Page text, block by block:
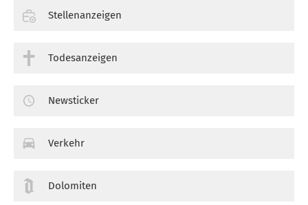
Stellenanzeigen
Todesanzeigen
Newsticker
Verkehr
Dolomiten